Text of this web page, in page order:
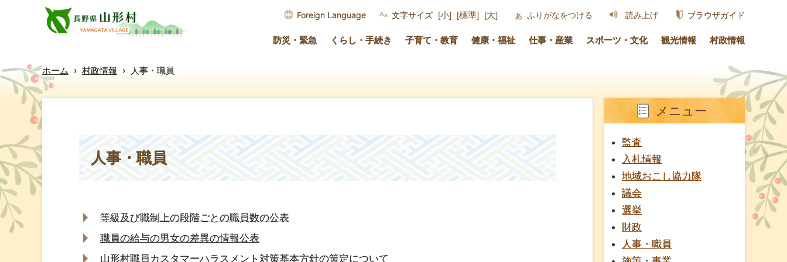
Foreign Language 文字サイズ [小] [標準] [大] ふりがなをつける 読み上げ ブラウザガイド
防災・緊急 くらし・手続き 子育て・教育 健康・福祉 仕事・産業 スポーツ・文化 観光情報 村政情報
ホーム › 村政情報 › 人事・職員
人事・職員
等級及び職制上の段階ごとの職員数の公表
職員の給与の男女の差異の情報公表
山形村職員カスタマーハラスメント対策基本方針の策定について
メニュー
監査
入札情報
地域おこし協力隊
議会
選挙
財政
人事・職員